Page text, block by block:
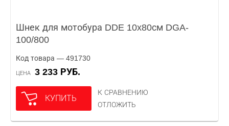
Шнек для мотобура DDE 10x80см DGA-
100/800
Код товара — 491730
ЦЕНА 3 233 РУБ.
КУПИТЬ
К СРАВНЕНИЮ
ОТЛОЖИТЬ